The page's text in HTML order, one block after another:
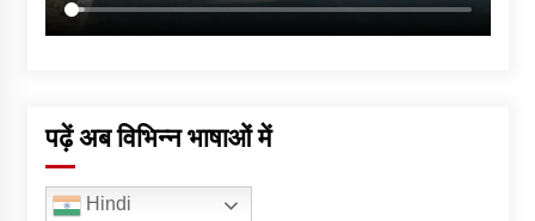
पढ़ें अब विभिन्न भाषाओं में
Hindi